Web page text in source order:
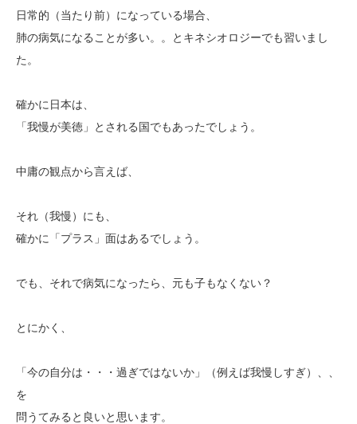
日常的（当たり前）になっている場合、
肺の病気になることが多い。。とキネシオロジーでも習いまし
た。
確かに日本は、
「我慢が美徳」とされる国でもあったでしょう。
中庸の観点から言えば、
それ（我慢）にも、
確かに「プラス」面はあるでしょう。
でも、それで病気になったら、元も子もなくない？
とにかく、
「今の自分は・・・過ぎではないか」（例えば我慢しすぎ）、、
を
問うてみると良いと思います。